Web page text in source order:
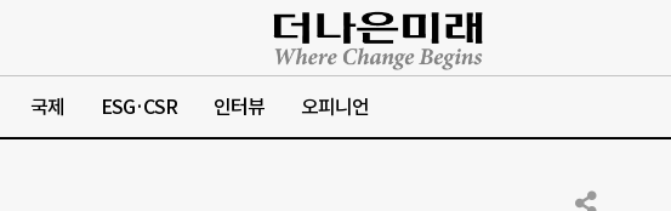
국제 ESG·CSR 인터뷰 오피니언